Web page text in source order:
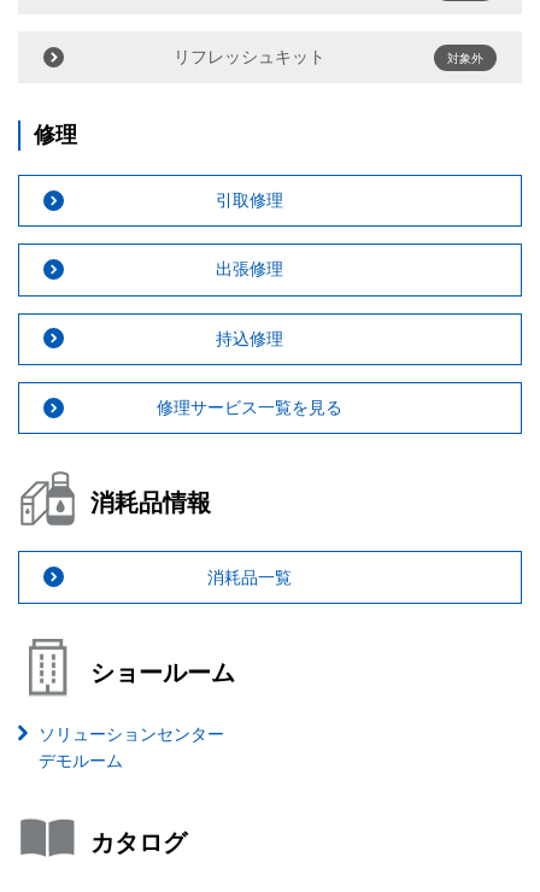
リフレッシュキット 対象外
修理
引取修理
出張修理
持込修理
修理サービス一覧を見る
消耗品情報
消耗品一覧
ショールーム
ソリューションセンター
デモルーム
カタログ